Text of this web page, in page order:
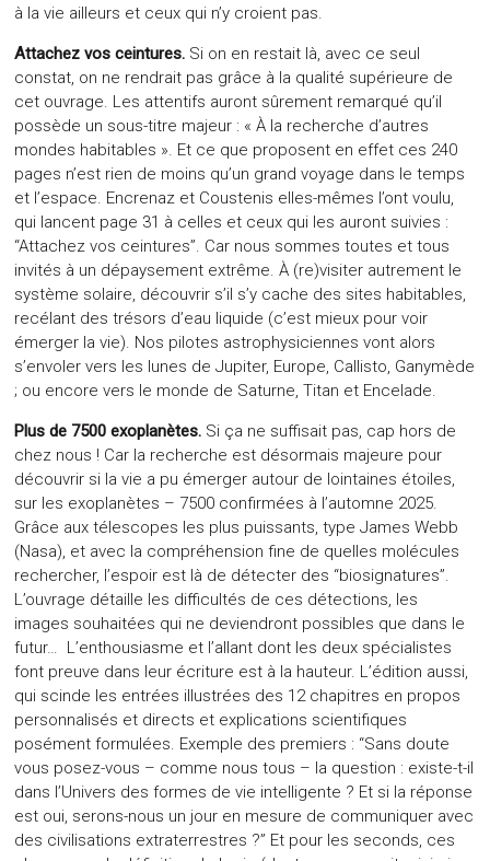
à la vie ailleurs et ceux qui n’y croient pas.
Attachez vos ceintures. Si on en restait là, avec ce seul
constat, on ne rendrait pas grâce à la qualité supérieure de
cet ouvrage. Les attentifs auront sûrement remarqué qu’il
possède un sous-titre majeur : « À la recherche d’autres
mondes habitables ». Et ce que proposent en effet ces 240
pages n’est rien de moins qu’un grand voyage dans le temps
et l’espace. Encrenaz et Coustenis elles-mêmes l’ont voulu,
qui lancent page 31 à celles et ceux qui les auront suivies :
“Attachez vos ceintures”. Car nous sommes toutes et tous
invités à un dépaysement extrême. À (re)visiter autrement le
système solaire, découvrir s’il s’y cache des sites habitables,
recélant des trésors d’eau liquide (c’est mieux pour voir
émerger la vie). Nos pilotes astrophysiciennes vont alors
s’envoler vers les lunes de Jupiter, Europe, Callisto, Ganymède
; ou encore vers le monde de Saturne, Titan et Encelade.
Plus de 7500 exoplanètes. Si ça ne suffisait pas, cap hors de
chez nous ! Car la recherche est désormais majeure pour
découvrir si la vie a pu émerger autour de lointaines étoiles,
sur les exoplanètes – 7500 confirmées à l’automne 2025.
Grâce aux télescopes les plus puissants, type James Webb
(Nasa), et avec la compréhension fine de quelles molécules
rechercher, l’espoir est là de détecter des “biosignatures”.
L’ouvrage détaille les difficultés de ces détections, les
images souhaitées qui ne deviendront possibles que dans le
futur… L’enthousiasme et l’allant dont les deux spécialistes
font preuve dans leur écriture est à la hauteur. L’édition aussi,
qui scinde les entrées illustrées des 12 chapitres en propos
personnalisés et directs et explications scientifiques
posément formulées. Exemple des premiers : “Sans doute
vous posez-vous – comme nous tous – la question : existe-t-il
dans l’Univers des formes de vie intelligente ? Et si la réponse
est oui, serons-nous un jour en mesure de communiquer avec
des civilisations extraterrestres ?” Et pour les seconds, ces